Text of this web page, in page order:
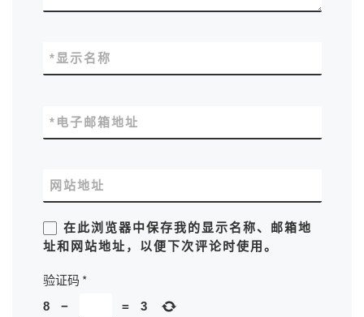
显示名称
*
电子邮箱地址
*
网站地址
在此浏览器中保存我的显示名称、邮箱地
址和网站地址，以便下次评论时使用。
验证码 *
8 − = 3